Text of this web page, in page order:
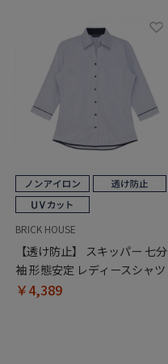
BRICK HOUSE
【透け防止】 スキッパー 七分
袖 形態安定 レディースシャツ
￥4,389